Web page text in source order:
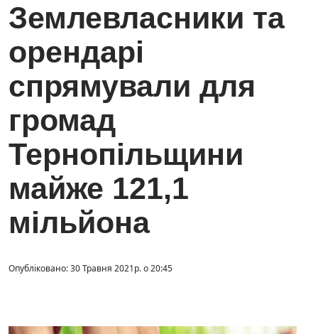
Землевласники та
орендарі
спрямували для
громад
Тернопільщини
майже 121,1
мільйона
Опубліковано: 30 Травня 2021р. о 20:45